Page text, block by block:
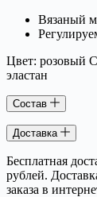
Вязаный
Цвет: розовый
эластан
Состав
Доставка
Бесплатная
рублей.
заказа в